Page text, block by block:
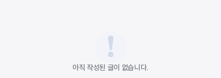
아직 작성된 글이 없습니다.